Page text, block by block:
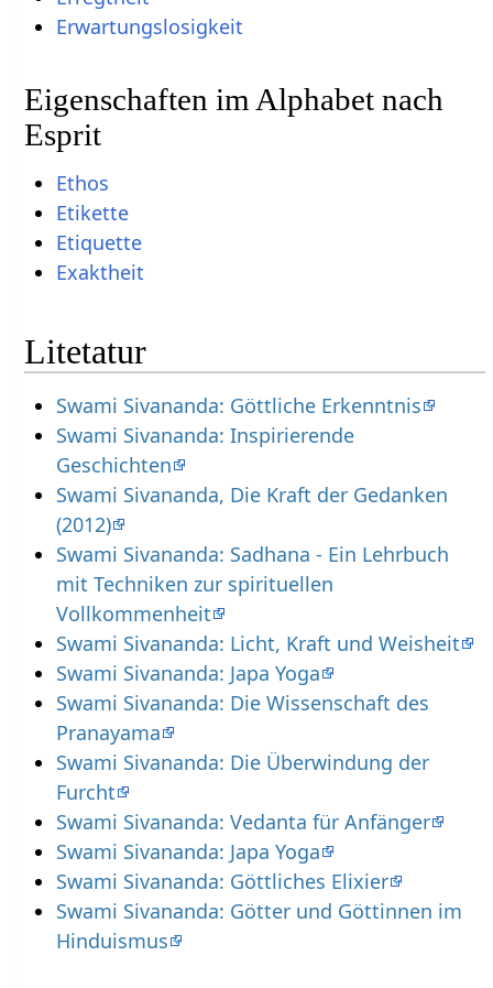
Erwartungslosigkeit
Eigenschaften im Alphabet nach
Esprit
Ethos
Etikette
Etiquette
Exaktheit
Litetatur
Swami Sivananda: Göttliche Erkenntnis
Swami Sivananda: Inspirierende
Geschichten
Swami Sivananda, Die Kraft der Gedanken
(2012)
Swami Sivananda: Sadhana - Ein Lehrbuch
mit Techniken zur spirituellen
Vollkommenheit
Swami Sivananda: Licht, Kraft und Weisheit
Swami Sivananda: Japa Yoga
Swami Sivananda: Die Wissenschaft des
Pranayama
Swami Sivananda: Die Überwindung der
Furcht
Swami Sivananda: Vedanta für Anfänger
Swami Sivananda: Japa Yoga
Swami Sivananda: Göttliches Elixier
Swami Sivananda: Götter und Göttinnen im
Hinduismus